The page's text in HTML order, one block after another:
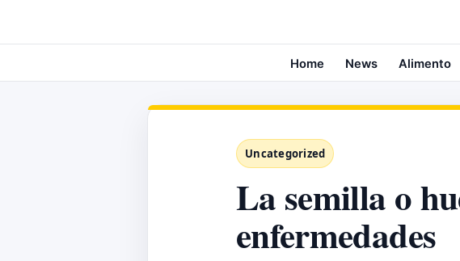
Home News Alimento
Uncategorized
La semilla o
enfermedades